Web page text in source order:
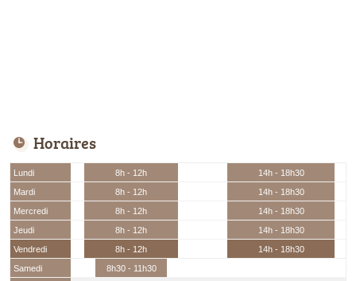
Horaires
Lundi 8h - 12h
14h - 18h30
Mardi
8h - 12h
14h - 18h30
Mercredi
8h - 12h
14h - 18h30
Jeudi
8h - 12h
14h - 18h30
Vendredi
8h - 12h
14h - 18h30
Samedi
8h30 - 11h30